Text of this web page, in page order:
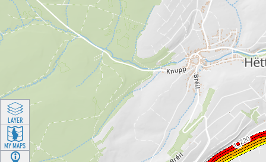
LAYER
MY MAPS